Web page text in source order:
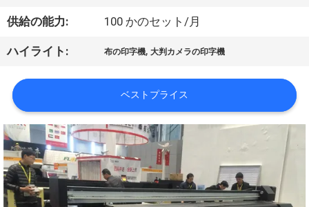
内
品
質
管
供給の能力: 100 かのセット/月
ハイライト: 布の印字機,大判カメラの印字機
ベストプライス